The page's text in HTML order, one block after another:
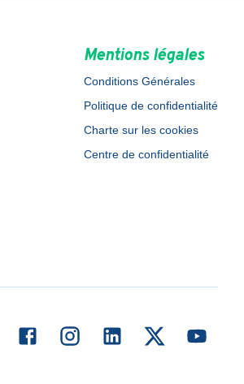
Mentions légales
Conditions Générales
Politique de confidentialité
Charte sur les cookies
Centre de confidentialité